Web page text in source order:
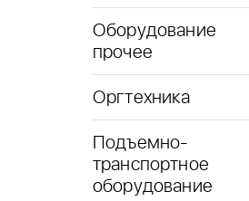
Оборудование
прочее
Оргтехника
Подъемно-
транспортное
оборудование